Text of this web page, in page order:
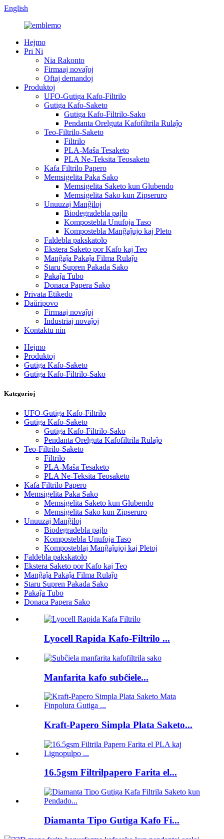
English
Hejmo
Pri Ni
Nia Rakonto
Firmaaj novaĵoj
Oftaj demandoj
Produktoj
UFO-Gutiga Kafo-Filtrilo
Gutiga Kafo-Saketo
Gutiga Kafo-Filtrilo-Sako
Pendanta Orelguta Kafofiltrila Rulaĵo
Teo-Filtrilo-Saketo
Filtrilo
PLA-Maŝa Tesaketo
PLA Ne-Teksita Teosaketo
Kafa Filtrilo Papero
Memsigelita Paka Sako
Memsigelita Saketo kun Glubendo
Memsigelita Sako kun Zipseruro
Unuuzaj Manĝiloj
Biodegradebla pajlo
Kompostebla Unufoja Taso
Kompostebla Manĝaĵujo kaj Pleto
Faldebla pakskatolo
Ekstera Saketo por Kafo kaj Teo
Manĝaĵa Pakaĵa Filma Rulaĵo
Staru Supren Pakada Sako
Pakaĵa Tubo
Donaca Papera Sako
Privata Etikedo
Daŭripovo
Firmaaj novaĵoj
Industriaj novaĵoj
Kontaktu nin
Hejmo
Produktoj
Gutiga Kafo-Saketo
Gutiga Kafo-Filtrilo-Sako
Kategorioj
UFO-Gutiga Kafo-Filtrilo
Gutiga Kafo-Saketo
Gutiga Kafo-Filtrilo-Sako
Pendanta Orelguta Kafofiltrila Rulaĵo
Teo-Filtrilo-Saketo
Filtrilo
PLA-Maŝa Tesaketo
PLA Ne-Teksita Teosaketo
Kafa Filtrilo Papero
Memsigelita Paka Sako
Memsigelita Saketo kun Glubendo
Memsigelita Sako kun Zipseruro
Unuuzaj Manĝiloj
Biodegradebla pajlo
Kompostebla Unufoja Taso
Komposteblaj Manĝaĵujoj kaj Pletoj
Faldebla pakskatolo
Ekstera Saketo por Kafo kaj Teo
Manĝaĵa Pakaĵa Filma Rulaĵo
Staru Supren Pakada Sako
Pakaĵa Tubo
Donaca Papera Sako
Lyocell Rapida Kafo-Filtrilo ...
Manfarita kafo subĉiele...
Kraft-Papero Simpla Plata Saketo...
16.5gsm Filtrilpapero Farita el...
Diamanta Tipo Gutiga Kafo Fi...